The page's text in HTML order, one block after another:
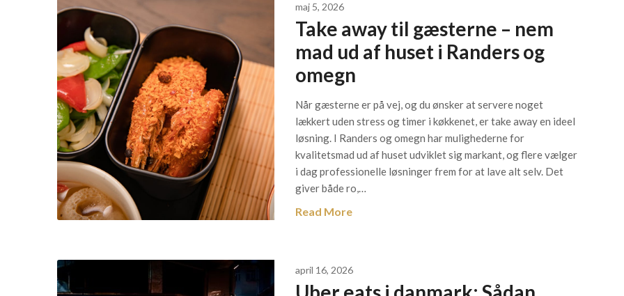
maj 5, 2026
Take away til gæsterne – nem
mad ud af huset i Randers og
omegn
Når gæsterne er på vej, og du ønsker at servere noget
lækkert uden stress og timer i køkkenet, er take away en ideel
løsning. I Randers og omegn har mulighederne for
kvalitetsmad ud af huset udviklet sig markant, og flere vælger
i dag professionelle løsninger frem for at lave alt selv. Det
giver både ro,…
Read More
april 16, 2026